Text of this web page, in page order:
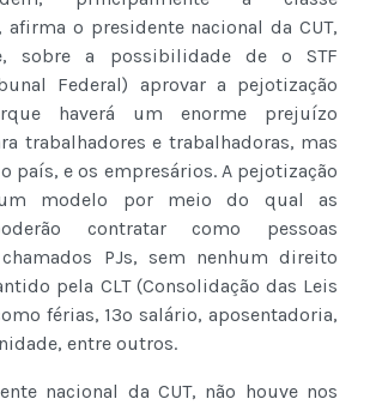
afirma o presidente nacional da CUT,
sobre a possibilidade de o STF
Federal) aprovar a pejotização
haverá um enorme prejuízo
trabalhadores e trabalhadoras, mas
país, e os empresários. A pejotização
modelo por meio do qual as
contratar como pessoas
PJs, sem nenhum direito
pela CLT (Consolidação das Leis
férias, 13º salário, aposentadoria,
entre outros.
nacional da CUT, não houve nos